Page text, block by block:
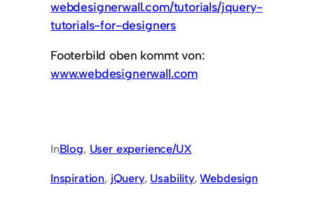
webdesignerwall.com/tutorials/jquery-
tutorials-for-designers
Footerbild oben kommt von:
www.webdesignerwall.com
InBlog, User experience/UX
Inspiration, jQuery, Usability, Webdesign